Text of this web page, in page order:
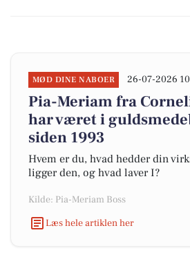
MØD DINE NABOER 26-07-2026
Pia-Meriam fra
har været i
siden 1993
Hvem er du, hvad hedder din
ligger den, og hvad laver I?
Kilde: Pia-Meriam Boss
Læs hele artiklen her